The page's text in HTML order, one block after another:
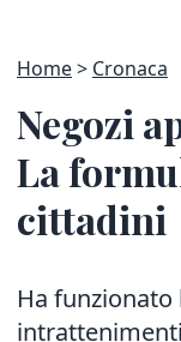
Home Cronaca
Negozi
La
cittadini
Ha